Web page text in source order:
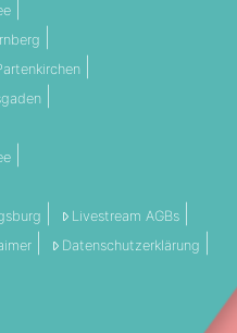
Livestream AGBs
Datenschutzerklärung